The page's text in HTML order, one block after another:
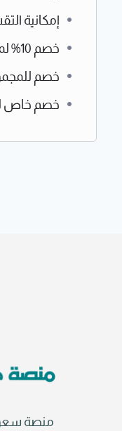
إمكانية
خصم 10% لمستفيدي الضمان الاجتماعي
خصم
خصم خاص
منصة